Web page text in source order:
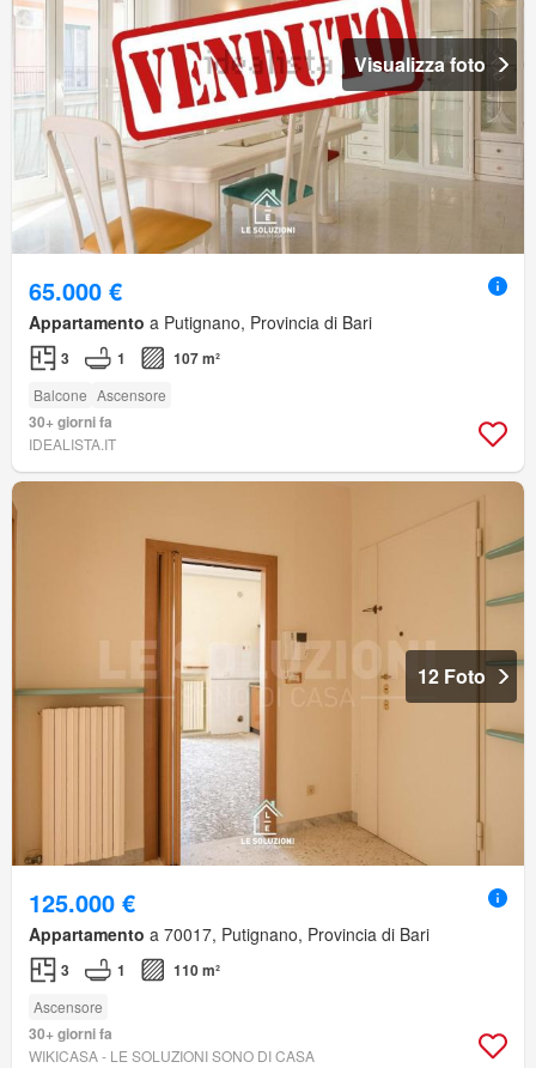
Visualizza foto
65.000 €
Appartamento a Putignano, Provincia di Bari
3 1 107 m²
Balcone Ascensore
30+ giorni fa
IDEALISTA.IT
12 Foto
125.000 €
Appartamento a 70017, Putignano, Provincia di Bari
3 1 110 m²
Ascensore
30+ giorni fa
WIKICASA - LE SOLUZIONI SONO DI CASA